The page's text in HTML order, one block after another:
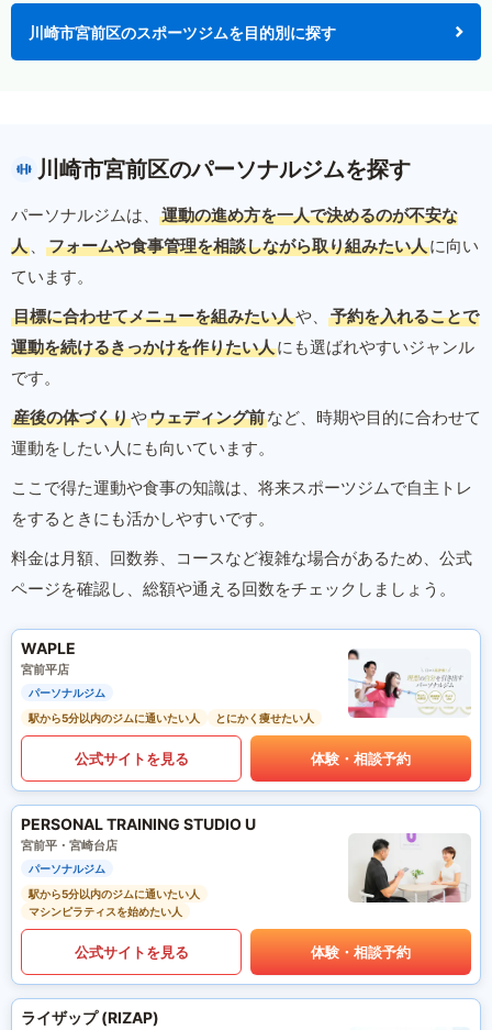
川崎市宮前区のスポーツジムを目的別に探す
川崎市宮前区のパーソナルジムを探す
パーソナルジムは、
運動の進め方を一人で決めるのが不安な
人 、 フォームや食事管理を相談しながら取り組みたい人に向い
ています。
目標に合わせてメニューを組みたい人や、
予約を入れることで
運動を続けるきっかけを作りたい人にも選ばれやすいジャンル
です。
産後の体づくりやウェディング前など、時期や目的に合わせて
運動をしたい人にも向いています。
ここで得た運動や食事の知識は、将来スポーツジムで自主トレ
をするときにも活かしやすいです。
料金は月額、回数券、コースなど複雑な場合があるため、公式
ページを確認し、総額や通える回数をチェックしましょう。
WAPLE
宮前平店
パーソナルジム
駅から5分以内のジムに通いたい人
とにかく痩せたい人
公式サイトを見る 体験・相談予約
PERSONAL TRAINING STUDIO U
宮前平・宮崎台店
パーソナルジム
駅から5分以内のジムに通いたい人
マシンピラティスを始めたい人
公式サイトを見る 体験・相談予約
ライザップ (RIZAP)